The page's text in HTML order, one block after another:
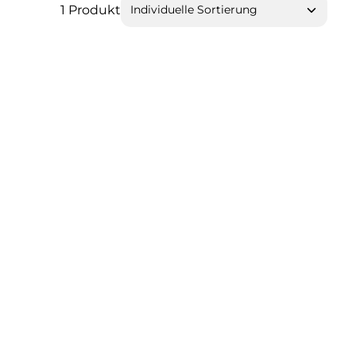
1 Produkt
ein oder benutze die